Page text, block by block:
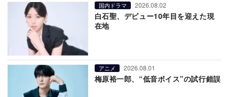
国内ドラマ 2026.08.02
白石聖、デビュー10年目を迎えた現
在地
アニメ 2026.08.01
梅原裕一郎、“低音ボイス”の試行錯誤